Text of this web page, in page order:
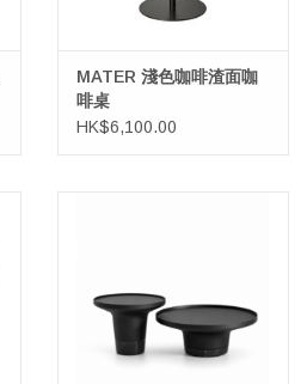
MATER 淺色咖啡渣面咖
啡桌
HK$6,100.00